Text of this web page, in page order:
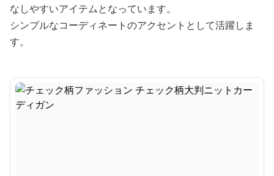
なしやすいアイテムとなっています。
シンプルなコーディネートのアクセントとして活躍しま
す。